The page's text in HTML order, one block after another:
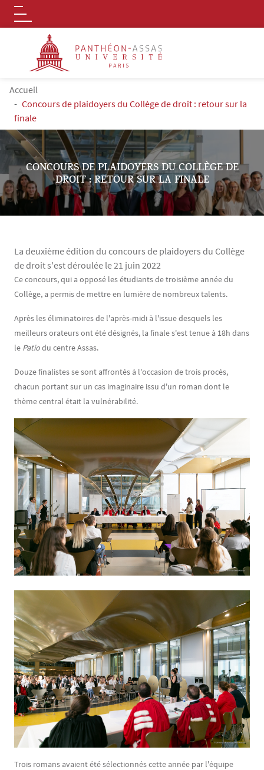
Aller au contenu principal
Logo
FIL D'ARIANE
Accueil
Concours de plaidoyers du Collège de droit : retour sur la
finale
CONCOURS DE PLAIDOYERS DU COLLÈGE DE
DROIT : RETOUR SUR LA FINALE
La deuxième édition du concours de plaidoyers du Collège
de droit s'est déroulée le 21 juin 2022
Contenu
Texte
Ce concours, qui a opposé les étudiants de troisième année du
Collège, a permis de mettre en lumière de nombreux talents.
Après les éliminatoires de l'après-midi à l'issue desquels les
meilleurs orateurs ont été désignés, la finale s'est tenue à 18h dans
le Patiodu centre Assas.
Douze finalistes se sont affrontés à l'occasion de trois procès,
chacun portant sur un cas imaginaire issu d'un roman dont le
thème central était la vulnérabilité.
Trois romans avaient été sélectionnés cette année par l'équipe